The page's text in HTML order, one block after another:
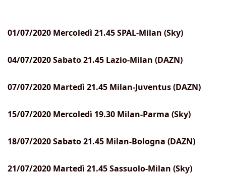
01/07/2020 Mercoledì 21.45 SPAL-Milan (Sky)
04/07/2020 Sabato 21.45 Lazio-Milan (DAZN)
07/07/2020 Martedì 21.45 Milan-Juventus (DAZN)
15/07/2020 Mercoledì 19.30 Milan-Parma (Sky)
18/07/2020 Sabato 21.45 Milan-Bologna (DAZN)
21/07/2020 Martedì 21.45 Sassuolo-Milan (Sky)